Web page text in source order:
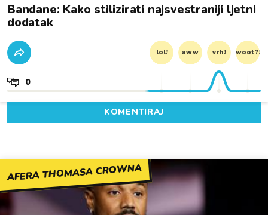
Bandane: Kako stilizirati najsvestraniji ljetni
dodatak
lol! aww vrh! woot?!
0
KOMENTIRAJ
AFERA THOMASA CROWNA